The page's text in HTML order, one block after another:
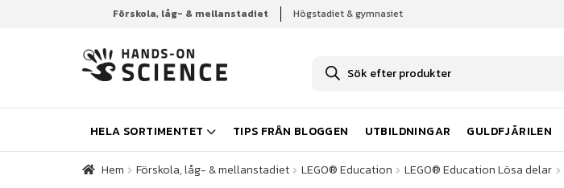
Förskola, låg- & mellanstadiet Högstadiet & gymnasiet
u
k
t
s
ö
k
HELA SORTIMENTET TIPS FRÅN BLOGGEN UTBILDNINGAR GULDFJÄRILEN
Hem Förskola, låg- & mellanstadiet LEGO® Education
Hem Förskola, låg- & mellanstadiet LEGO® Education LEGO® Education Lösa delar